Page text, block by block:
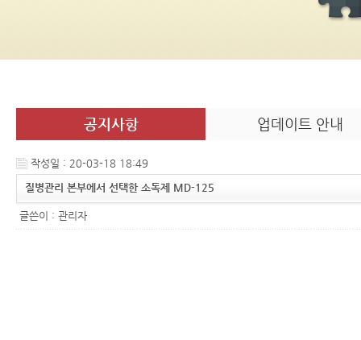
공지사항 업데이트 안내
작성일 : 20-03-18 18:49
질병관리 본부에서 선택한 소독제 MD-125
글쓴이 : 관리자